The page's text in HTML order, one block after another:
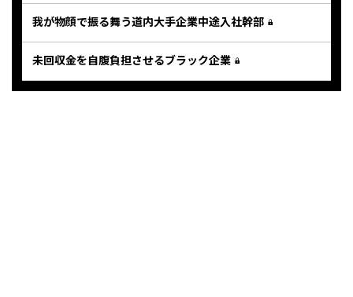
我が物顔で振る舞う道内大手企業中途入社幹部
未回収金を自腹負担させるブラック企業